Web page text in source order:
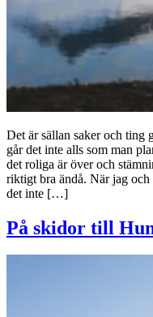
Det är sällan saker och ting
går det inte alls som man
det roliga är över och
riktigt bra ändå. När jag
det inte […]
På skidor till